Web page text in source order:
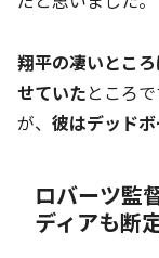
翔平の凄いとこ
せていたところ
が、 彼はデッド
ロバーツ監
ディアも断